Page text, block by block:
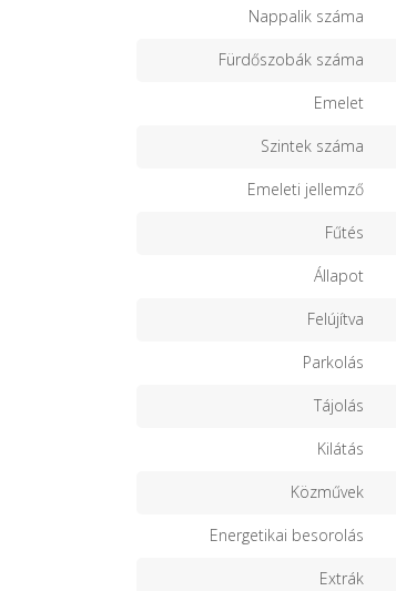
Nappalik száma
Fürdőszobák száma
Emelet
Szintek száma
Emeleti jellemző
Fűtés
Állapot
Felújítva
Parkolás
Tájolás
Kilátás
Közművek
Energetikai besorolás
Extrák